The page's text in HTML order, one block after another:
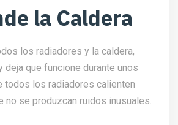
la Caldera
los radiadores y la caldera,
deja que funcione durante unos
todos los radiadores calienten
no se produzcan ruidos inusuales.